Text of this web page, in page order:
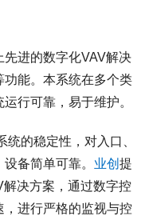
进的数字化VAV解决
能。本系统在多个类
行可靠，易于维护。
的稳定性，对入口、
备简单可靠。 业创 提
解决方案，通过数字控
进行严格的监视与控